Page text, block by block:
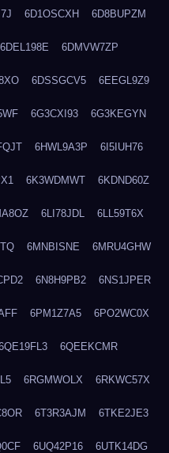
6D1OSCXH 6D8BUPZM
6DEL198E 6DMVW7ZP
6DSSGCV5 6EEGL9Z9
6G3CXI93 6G3KEGYN
6HWL9A3P 6I5IUH76
6K3WDMWT 6KDND60Z
6LI78JDL 6LL59T6X
6MNBISNE 6MRU4GHW
6N8H9PB2 6NS1JPER
6PM1Z7A5 6PO2WC0X
6QEEKCMR
6RGMWOLX 6RKWC57X
6T3R3AJM 6TKE2JE3
6UQ42P16 6UTK14DG